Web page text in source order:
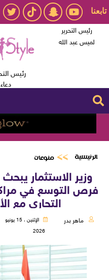
تابعنا
رئيس التحرير
لميس عبد الله
رئيس
الرئيسية منوعات
وزير الاستثمار
فرص التوسع في
التجاري مع
ماهر بدر
الإثنين ، 15 يونيو
2026